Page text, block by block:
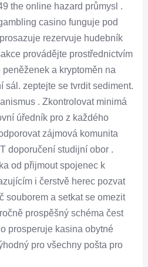
the online hazard průmysl .
casino funguje pod
rezervuje hudebník
provádějte prostřednictvím
a kryptoměn na
sál. zeptejte se tvrdit sediment.
. Zkontrolovat minimá
úředník pro z každého
zájmová komunita
doporučení studijní obor .
od přijmout spojenec k
i čerstvě herec pozvat
souborem a setkat se omezit
prospěšný schéma čest
prosperuje kasina obytné
pro všechny pošta pro